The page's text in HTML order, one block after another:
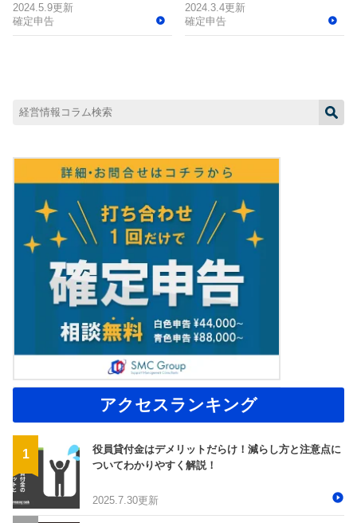
2024.5.9更新
確定申告
2024.3.4更新
確定申告
アクセスランキング
役員貸付金はデメリットだらけ！減らし方と注意点に
ついてわかりやすく解説！
2025.7.30更新